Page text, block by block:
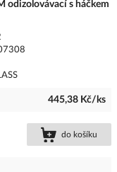
odizolovávací s háčkem
445,38 Kč/ks
do košíku